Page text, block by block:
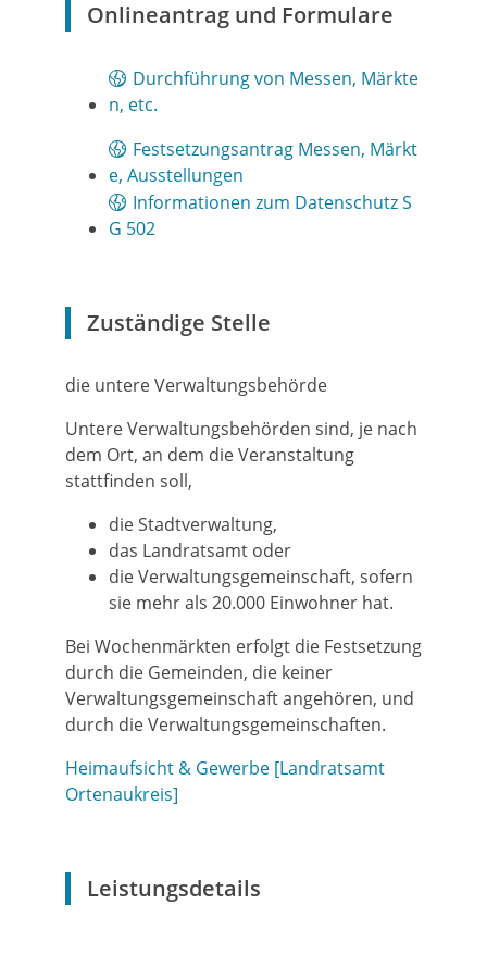
Onlineantrag und Formulare
Durchführung von Messen, Märkte
n, etc.
Festsetzungsantrag Messen, Märkt
e, Ausstellungen
Informationen zum Datenschutz S
G 502
Zuständige Stelle
die untere Verwaltungsbehörde
Untere Verwaltungsbehörden sind, je nach
dem Ort, an dem die Veranstaltung
stattfinden soll,
die Stadtverwaltung,
das Landratsamt oder
die Verwaltungsgemeinschaft, sofern
sie mehr als 20.000 Einwohner hat.
Bei Wochenmärkten erfolgt die Festsetzung
durch die Gemeinden, die keiner
Verwaltungsgemeinschaft angehören, und
durch die Verwaltungsgemeinschaften.
Heimaufsicht & Gewerbe [Landratsamt
Ortenaukreis]
Leistungsdetails